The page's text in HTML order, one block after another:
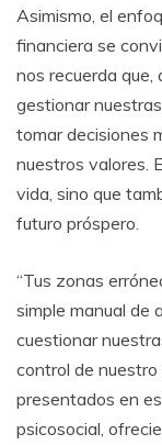
Asimismo, el
financiera se
nos recuerda
gestionar
tomar decisiones
nuestros valores.
vida, sino que
futuro próspero.
“Tus zonas
simple manual de
cuestionar
control de
presentados en
psicosocial,